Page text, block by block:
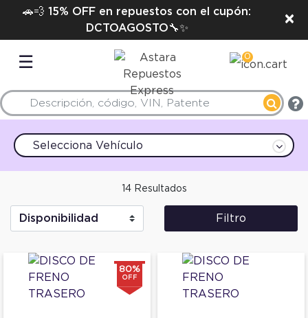
🚗💨 15% OFF en repuestos con el cupón:
DCTOAGOSTO🔧✨
×
☰ 0
Selecciona Vehículo
14 Resultados
Filtro
80%
OFF